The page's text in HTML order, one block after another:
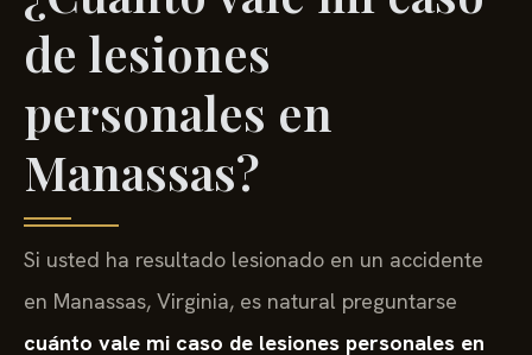
de lesiones
personales en
Manassas?
Si usted ha resultado lesionado en un accidente
en Manassas, Virginia, es natural preguntarse
cuánto vale mi caso de lesiones personales en